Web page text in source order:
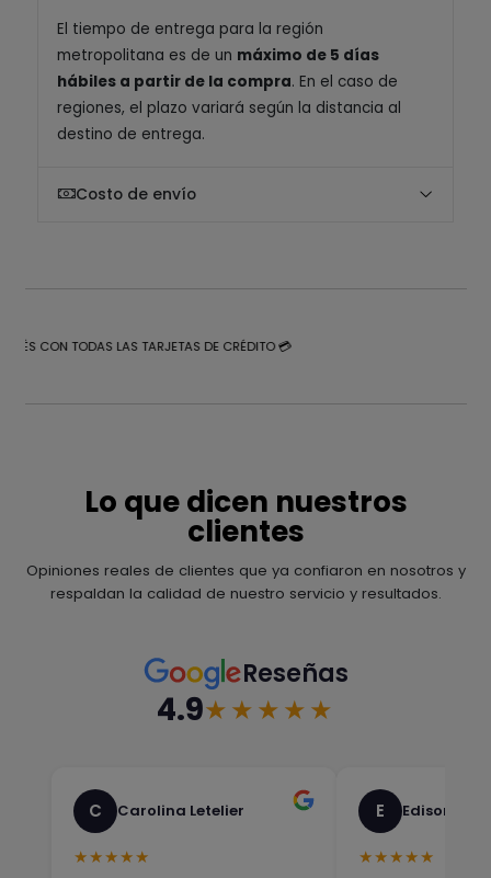
El tiempo de entrega para la región
metropolitana es de un máximo de 5 días
hábiles a partir de la compra. En el caso de
regiones, el plazo variará según la distancia al
destino de entrega.
Costo de envío
CON TODAS LAS TARJETAS DE CRÉDITO 💳
Lo que dicen nuestros
clientes
Opiniones reales de clientes que ya confiaron en nosotros y
respaldan la calidad de nuestro servicio y resultados.
Reseñas
4.9★★★★★
C Carolina Letelier
★★★★★
E Edison
★★★★★